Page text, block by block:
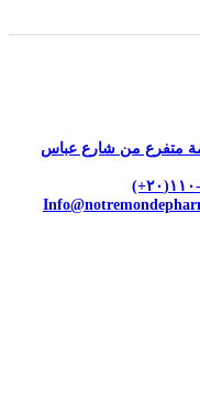
متفرع من شارع عباس